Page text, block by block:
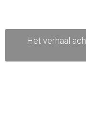
Het verhaal